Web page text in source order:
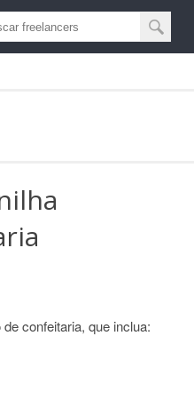
confeitaria, que inclua: